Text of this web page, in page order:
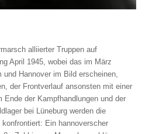
alliierter Truppen auf
April 1945, wobei das im März
Hannover im Bild erscheinen,
der Frontverlauf ansonsten mit einer
Ende der Kampfhandlungen und der
bei Lüneburg werden die
Ein hannoverscher